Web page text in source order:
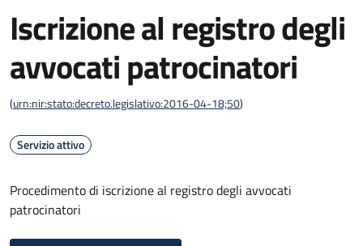
Iscrizione al registro degli
avvocati patrocinatori
(urn:nir:stato:decreto.legislativo:2016-04-18;50)
Servizio attivo
Procedimento di iscrizione al registro degli avvocati
patrocinatori